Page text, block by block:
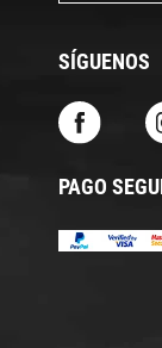
SÍGUENOS
PAGO